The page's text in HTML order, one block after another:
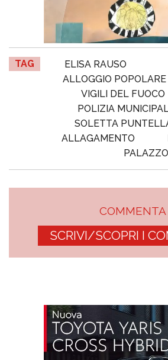
TAG ELISA RAUSO
ALLOGGIO POPOLARE
VIGILI DEL FUOCO
POLIZIA
SOLETTA
ALLAGAMENTO
PALAZZO
COMMENTA
SCRIVI/SCOPRI I